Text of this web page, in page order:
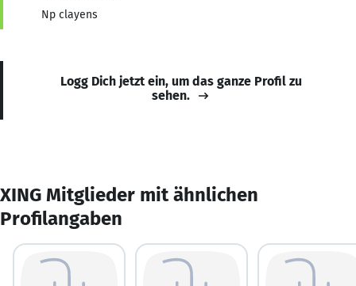
Np clayens
Logg Dich jetzt ein, um das ganze Profil zu
sehen.
XING Mitglieder mit ähnlichen
Profilangaben